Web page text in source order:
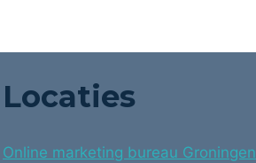
Locaties
Online marketing bureau Groningen